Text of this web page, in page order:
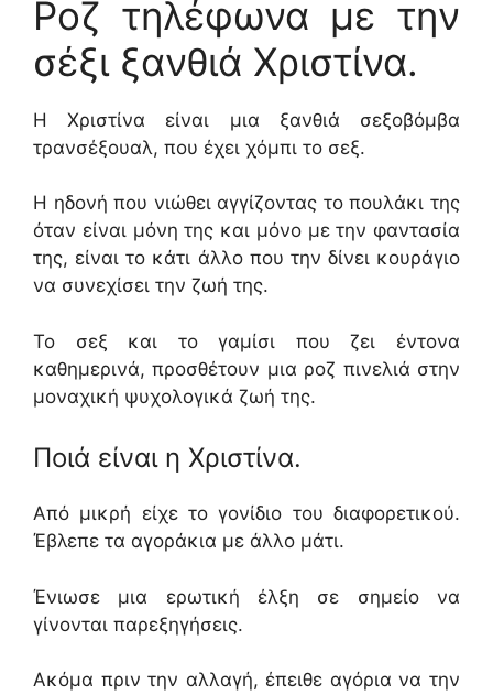
Ροζ τηλέφωνα με την
σέξι ξανθιά Χριστίνα.
Η Χριστίνα είναι μια ξανθιά σεξοβόμβα
τρανσέξουαλ, που έχει χόμπι το σεξ.
Η ηδονή που νιώθει αγγίζοντας το πουλάκι της
όταν είναι μόνη της και μόνο με την φαντασία
της, είναι το κάτι άλλο που την δίνει κουράγιο
να συνεχίσει την ζωή της.
Το σεξ και το γαμίσι που ζει έντονα
καθημερινά, προσθέτουν μια ροζ πινελιά στην
μοναχική ψυχολογικά ζωή της.
Ποιά είναι η Χριστίνα.
Από μικρή είχε το γονίδιο του διαφορετικού.
Έβλεπε τα αγοράκια με άλλο μάτι.
Ένιωσε μια ερωτική έλξη σε σημείο να
γίνονται παρεξηγήσεις.
Ακόμα πριν την αλλαγή, έπειθε αγόρια να την